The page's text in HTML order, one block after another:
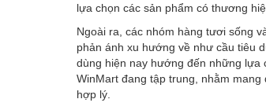
lựa chọn các sản phẩm có thương
Ngoài ra, các nhóm hàng tươi sống
phản ánh xu hướng về như cầu tiêu
dùng hiện nay hướng đến những
WinMart đang tập trung, nhằm
hợp lý.